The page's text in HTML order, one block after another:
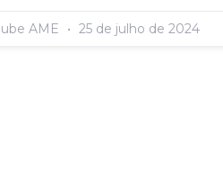
AME 25 de julho de 2024